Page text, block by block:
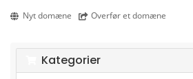
Nyt domæne Overfør et domæne
Kategorier